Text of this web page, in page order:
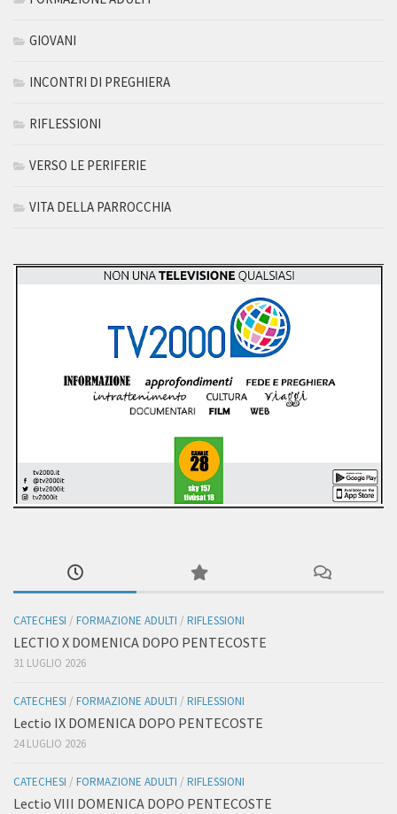
GIOVANI
INCONTRI DI PREGHIERA
RIFLESSIONI
VERSO LE PERIFERIE
VITA DELLA PARROCCHIA
CATECHESI / FORMAZIONE ADULTI / RIFLESSIONI
LECTIO X DOMENICA DOPO PENTECOSTE
31 LUGLIO 2026
CATECHESI / FORMAZIONE ADULTI / RIFLESSIONI
Lectio IX DOMENICA DOPO PENTECOSTE
24 LUGLIO 2026
CATECHESI / FORMAZIONE ADULTI / RIFLESSIONI
Lectio VIII DOMENICA DOPO PENTECOSTE